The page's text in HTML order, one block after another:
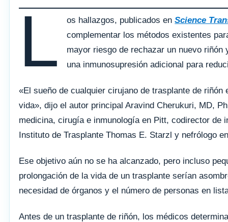
L os hallazgos, publicados enScience
complementar los métodos existentes
mayor riesgo de rechazar un nuevo riñón
una inmunosupresión adicional para
«El sueño de cualquier cirujano de trasplante de riñón
vida», dijo el autor principal Aravind Cherukuri, MD,
medicina, cirugía e inmunología en Pitt, codirector de
Instituto de Trasplante Thomas E. Starzl y nefrólogo
Ese objetivo aún no se ha alcanzado, pero incluso
prolongación de la vida de un trasplante serían
necesidad de órganos y el número de personas en
Antes de un trasplante de riñón, los médicos